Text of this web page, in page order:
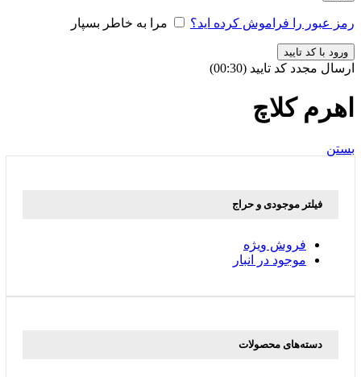
رمز عبور را فراموش کرده اید؟ مرا به خاطر بسپار
ورود با کد تایید
ارسال مجدد کد تایید (00:
30
)
اهرم کلاچ
بستن
فیلتر موجودی و حراج
فروش ویژه
موجود در انبار
دسته‌های محصولات